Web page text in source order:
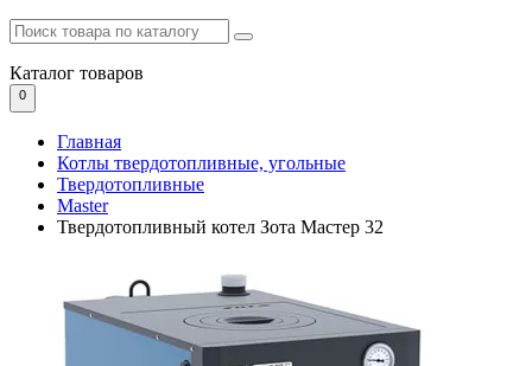
Каталог товаров
0
Главная
Котлы твердотопливные, угольные
Твердотопливные
Master
Твердотопливный котел Зота Мастер 32